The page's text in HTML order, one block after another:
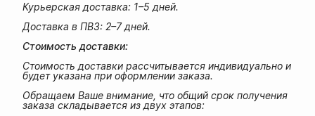
Курьерская доставка: 1–5 дней.
Доставка в ПВЗ: 2–7 дней.
Стоимость доставки:
Стоимость доставки рассчитывается индивидуально и
будет указана при оформлении заказа.
Обращаем Ваше внимание, что общий срок получения
заказа складывается из двух этапов: